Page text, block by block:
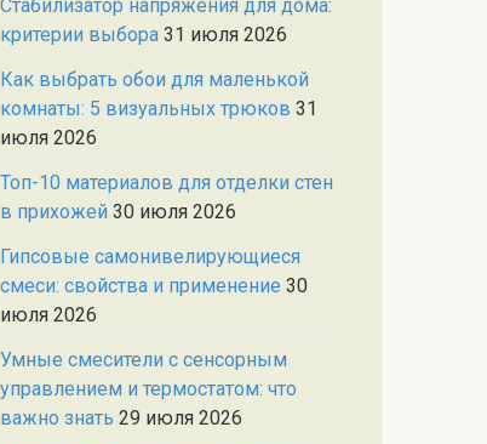
Стабилизатор напряжения для дома:
критерии выбора 31 июля 2026
Как выбрать обои для маленькой
комнаты: 5 визуальных трюков 31
июля 2026
Топ-10 материалов для отделки стен
в прихожей 30 июля 2026
Гипсовые самонивелирующиеся
смеси: свойства и применение 30
июля 2026
Умные смесители с сенсорным
управлением и термостатом: что
важно знать 29 июля 2026